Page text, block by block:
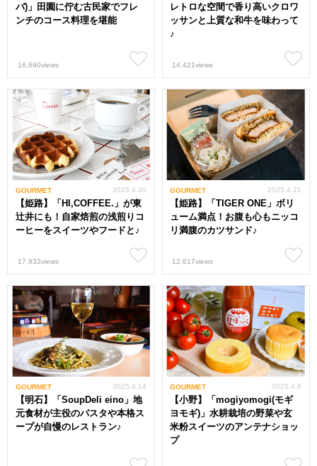
バ)」田園に佇む古民家でフレ
ンチのコース料理を堪能
16,690views
レトロな空間で香り高いクロワ
ッサンと上質な和牛を味わって
♪
14,421views
GOURMET
【姫路】「HI,COFFEE.」が東
辻井にも！自家焙煎の浅煎りコ
ーヒーをスイーツやフードと♪
2025.4.30
17,932views
GOURMET
【姫路】「TIGER ONE」ボリ
ューム満点！お腹も心もニッコ
リ満腹のカツサンド♪
2025.4.21
12,617views
GOURMET
【明石】「SoupDeli eino」地
元食材が主役のパスタや本格ス
ープが自慢のレストラン♪
2025.4.14 GOURMET
【小野】「mogiyomogi(モギ
ヨモギ)」水耕栽培の野菜や玄
米粉スイーツのアンテナショッ
プ
2025.4.8